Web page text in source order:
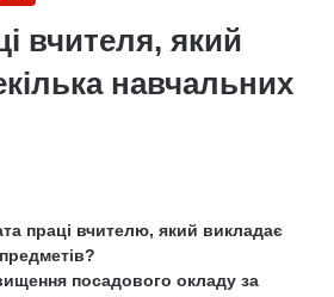
вчителя, який
навчальних
праці вчителю, який викладає
посадового окладу за